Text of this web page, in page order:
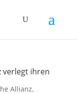
verlegt ihren
Allianz,